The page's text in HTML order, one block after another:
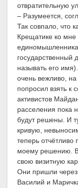
отвратительную
– Разумеется,
Так совпало, что
Крещатике ко
государственный
называть его
очень вежливо,
попросил взять к
активистов
расселения пока
будут решены. И
кривую,
теперь
моему решению.
свою визитную
Они пришли
Василий и